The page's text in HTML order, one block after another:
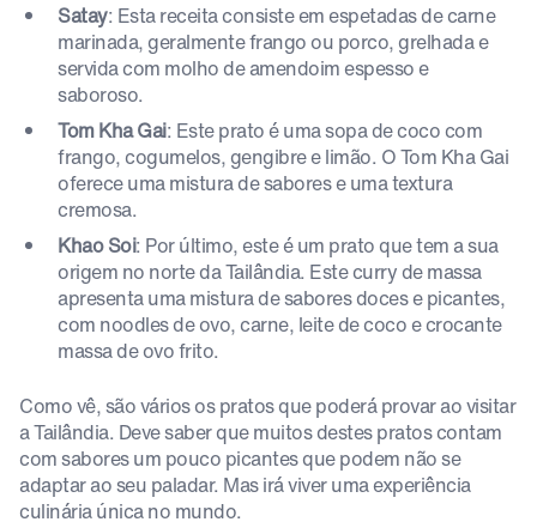
Satay: Esta receita consiste em espetadas de carne
marinada, geralmente frango ou porco, grelhada e
servida com molho de amendoim espesso e
saboroso.
Tom Kha Gai: Este prato é uma sopa de coco com
frango, cogumelos, gengibre e limão. O Tom Kha Gai
oferece uma mistura de sabores e uma textura
cremosa.
Khao Soi: Por último, este é um prato que tem a sua
origem no norte da Tailândia. Este curry de massa
apresenta uma mistura de sabores doces e picantes,
com noodles de ovo, carne, leite de coco e crocante
massa de ovo frito.
Como vê, são vários os pratos que poderá provar ao visitar
a Tailândia. Deve saber que muitos destes pratos contam
com sabores um pouco picantes que podem não se
adaptar ao seu paladar. Mas irá viver uma experiência
culinária única no mundo.